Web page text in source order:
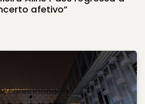
afetivo”